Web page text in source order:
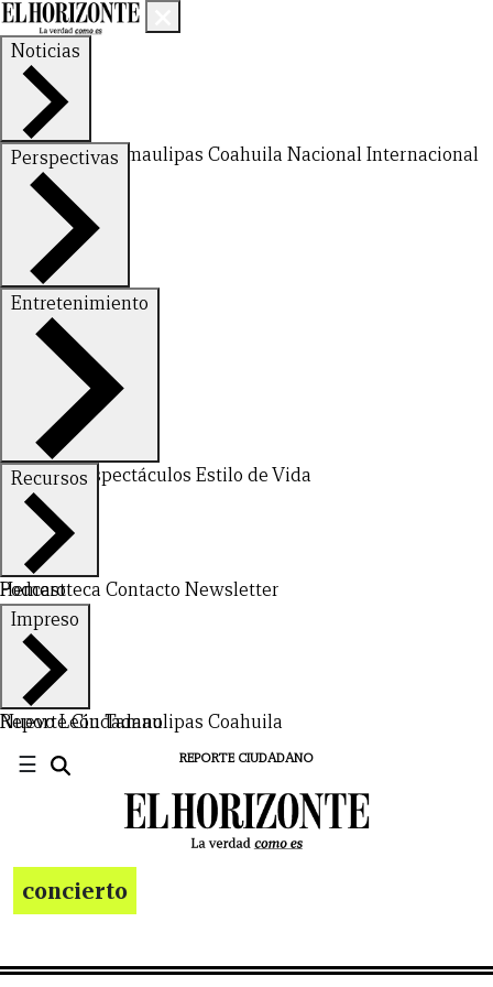
Noticias
Nuevo LeónTamaulipas Coahuila NacionalInternacional
Perspectivas
FinanzasOpinión
Entretenimiento
DeportesEspectáculos Estilo de Vida
Recursos
Hemeroteca Contacto Newsletter
Podcast
Impreso
Nuevo LeónTamaulipas Coahuila
Reporte Ciudadano
☰ REPORTE CIUDADANO
concierto